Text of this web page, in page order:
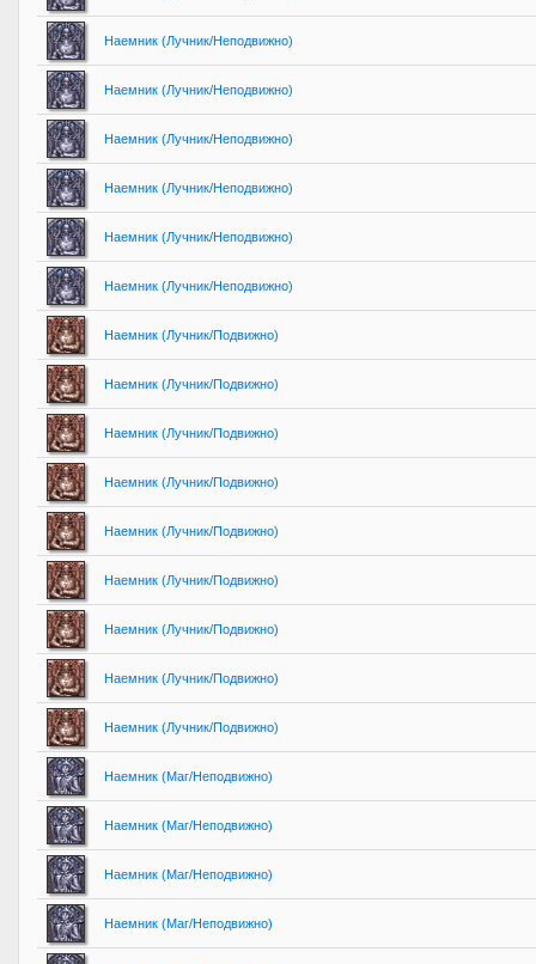
Наемник (Лучник/Неподвижно)
Наемник (Лучник/Неподвижно)
Наемник (Лучник/Неподвижно)
Наемник (Лучник/Неподвижно)
Наемник (Лучник/Неподвижно)
Наемник (Лучник/Неподвижно)
Наемник (Лучник/Подвижно)
Наемник (Лучник/Подвижно)
Наемник (Лучник/Подвижно)
Наемник (Лучник/Подвижно)
Наемник (Лучник/Подвижно)
Наемник (Лучник/Подвижно)
Наемник (Лучник/Подвижно)
Наемник (Лучник/Подвижно)
Наемник (Лучник/Подвижно)
Наемник (Маг/Неподвижно)
Наемник (Маг/Неподвижно)
Наемник (Маг/Неподвижно)
Наемник (Маг/Неподвижно)